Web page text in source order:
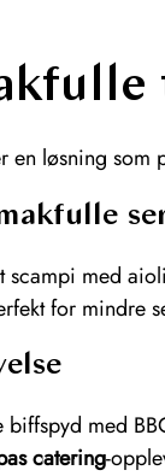
løsning som
scampi med
for mindre
med
catering-